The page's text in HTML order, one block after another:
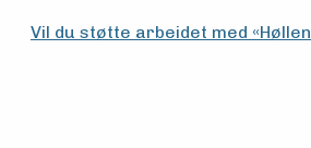
Vil du støtte arbeidet med